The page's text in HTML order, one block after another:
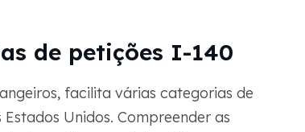
de petições I-140
facilita várias categorias de
Estados Unidos. Compreender as